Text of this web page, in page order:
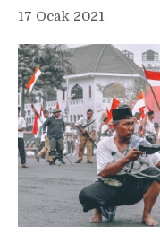
17 Ocak 2021